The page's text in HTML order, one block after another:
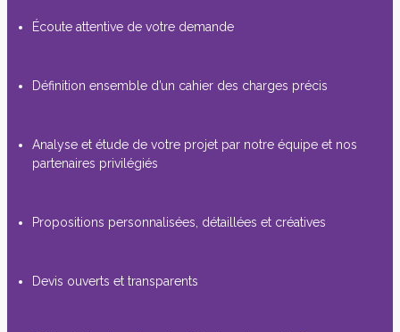
Écoute attentive de votre demande
Définition ensemble d’un cahier des charges précis
Analyse et étude de votre projet par notre équipe et nos
partenaires privilégiés
Propositions personnalisées, détaillées et créatives
Devis ouverts et transparents